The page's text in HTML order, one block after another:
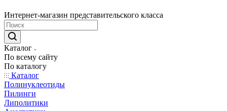
Интернет-магазин представительского класса
Каталог
По всему сайту
По каталогу
Каталог
Полинуклеотиды
Пилинги
Липолитики